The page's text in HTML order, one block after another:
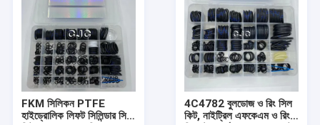
FKM সিলিকন PTFE
হাইড্রোলিক লিফট সিলিন্ডার সিল
4C4782 বুলডোজ ও রিং সিল
কিট, নাইট্রিল এফকেএম ও রিং